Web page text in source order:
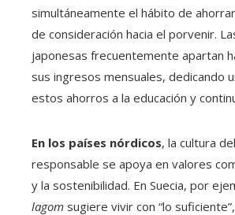
simultáneamente el hábito de
de consideración hacia el porvenir.
japonesas frecuentemente apartan
sus ingresos mensuales, dedicando
estos ahorros a la educación y
En los países nórdicos, la cultura
responsable se apoya en valores
y la sostenibilidad. En Suecia, por
lagom sugiere vivir con “lo